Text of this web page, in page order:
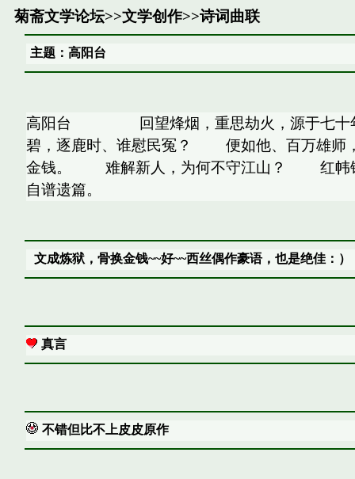
菊斋文学论坛>>文学创作>>诗词曲联
主题：高阳台
高阳台 回望烽烟，重思劫火，源于七十
碧，逐鹿时、谁慰民冤？ 便如他、百万雄
金钱。 难解新人，为何不守江山？ 红帏
自谱遗篇。
文成炼狱，骨换金钱~~好~~西丝偶作豪语，也是绝佳：）
真言
不错但比不上皮皮原作